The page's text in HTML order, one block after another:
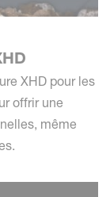
XHD pour les
offrir une
même